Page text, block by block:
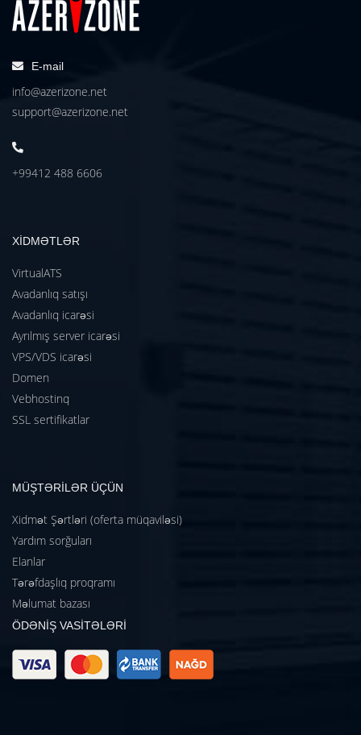
E-mail
info@azerizone.net
support@azerizone.net
+99412 488 6606
XİDMƏTLƏR
VirtualATS
Avadanlıq satışı
Avadanlıq icarəsi
Ayrılmış server icarəsi
VPS/VDS icarəsi
Domen
Vebhostinq
SSL sertifikatlar
MÜŞTƏRİLƏR ÜÇÜN
Xidmət Şərtləri (oferta müqaviləsi)
Yardım sorğuları
Elanlar
Tərəfdaşlıq proqramı
Məlumat bazası
ÖDƏNİŞ VASİTƏLƏRİ